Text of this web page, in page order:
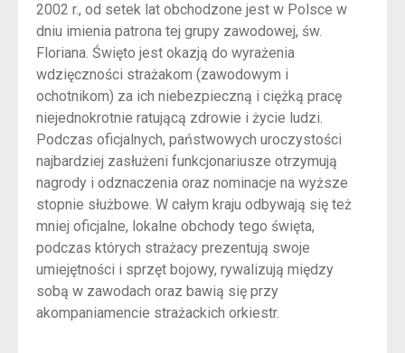
2002 r., od setek lat obchodzone jest w Polsce w
dniu imienia patrona tej grupy zawodowej, św.
Floriana. Święto jest okazją do wyrażenia
wdzięczności strażakom (zawodowym i
ochotnikom) za ich niebezpieczną i ciężką pracę
niejednokrotnie ratującą zdrowie i życie ludzi.
Podczas oficjalnych, państwowych uroczystości
najbardziej zasłużeni funkcjonariusze otrzymują
nagrody i odznaczenia oraz nominacje na wyższe
stopnie służbowe. W całym kraju odbywają się też
mniej oficjalne, lokalne obchody tego święta,
podczas których strażacy prezentują swoje
umiejętności i sprzęt bojowy, rywalizują między
sobą w zawodach oraz bawią się przy
akompaniamencie strażackich orkiestr.